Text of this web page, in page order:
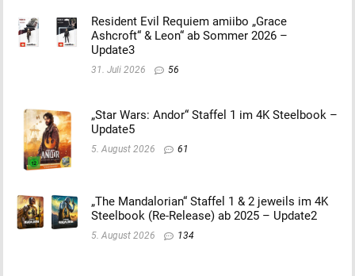
Resident Evil Requiem amiibo „Grace
Ashcroft“ & Leon“ ab Sommer 2026 –
Update3
31. Juli 2026 56
„Star Wars: Andor“ Staffel 1 im 4K Steelbook –
Update5
5. August 2026 61
„The Mandalorian“ Staffel 1 & 2 jeweils im 4K
Steelbook (Re-Release) ab 2025 – Update2
5. August 2026 134